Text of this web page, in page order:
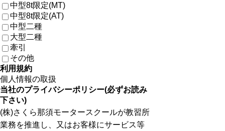
中型8t限定(MT)
中型8t限定(AT)
中型二種
大型二種
牽引
その他
利用規約
個人情報の取扱